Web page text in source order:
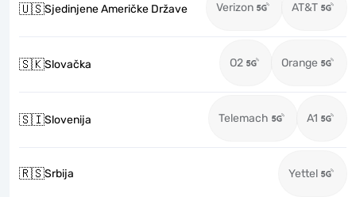
🇺🇸Sjedinjene Američke Države Verizon AT&T
🇸🇰Slovačka O2 Orange
🇸🇮Slovenija Telemach A1
🇷🇸Srbija Yettel